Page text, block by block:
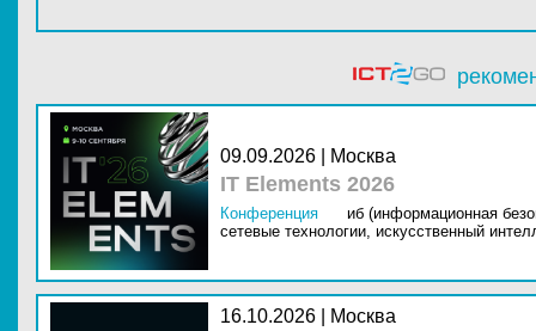
09.09.2026 | Москва
IT Elements 2026
Конференция
иб (информационная
сетевые технологии, искусственный
16.10.2026 | Москва